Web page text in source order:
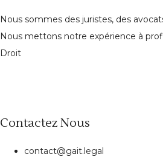
Nous sommes des juristes, des
Nous mettons notre expérience à
Droit
Contactez Nous
contact@gait.legal